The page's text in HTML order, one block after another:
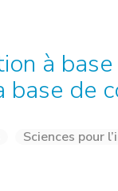
à
base de
Sciences pour